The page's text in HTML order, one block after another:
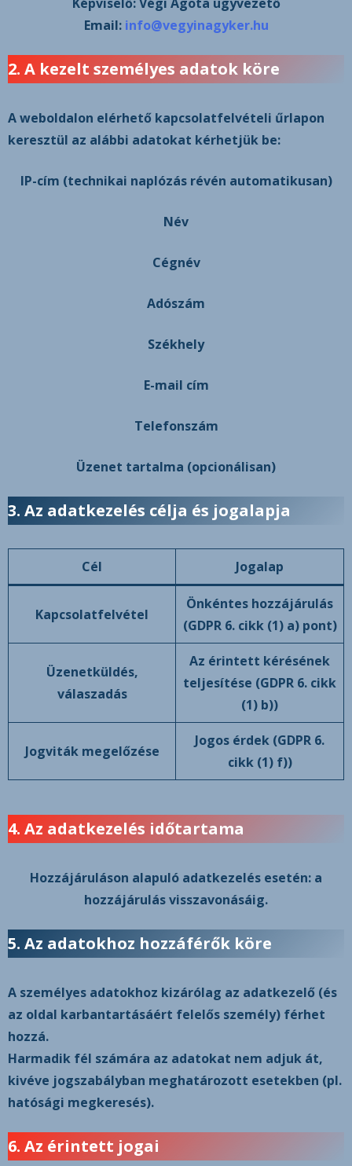
Email: info@vegyinagyker.hu
2. A kezelt személyes adatok köre
A weboldalon elérhető kapcsolatfelvételi űrlapon
keresztül az alábbi adatokat kérhetjük be:
IP-cím (technikai naplózás révén automatikusan)
Név
Cégnév
Adószám
Székhely
E-mail cím
Telefonszám
Üzenet tartalma (opcionálisan)
3. Az adatkezelés célja és jogalapja
Cél Jogalap
Kapcsolatfelvétel
Önkéntes hozzájárulás
(GDPR 6. cikk (1) a) pont)
Üzenetküldés,
válaszadás
Az érintett kérésének
teljesítése (GDPR 6. cikk
(1) b))
Jogviták megelőzése
Jogos érdek (GDPR 6.
cikk (1) f))
4. Az adatkezelés időtartama
Hozzájáruláson alapuló adatkezelés esetén: a
hozzájárulás visszavonásáig.
5. Az adatokhoz hozzáférők köre
A személyes adatokhoz kizárólag az adatkezelő (és
az oldal karbantartásáért felelős személy) férhet
hozzá.
Harmadik fél számára az adatokat nem adjuk át,
kivéve jogszabályban meghatározott esetekben (pl.
hatósági megkeresés).
6. Az érintett jogai